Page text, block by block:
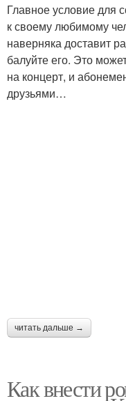
Главное условие для
к своему любимому
наверняка доставит
балуйте его. Это
на концерт, и
друзьями…
читать дальше →
Как внести